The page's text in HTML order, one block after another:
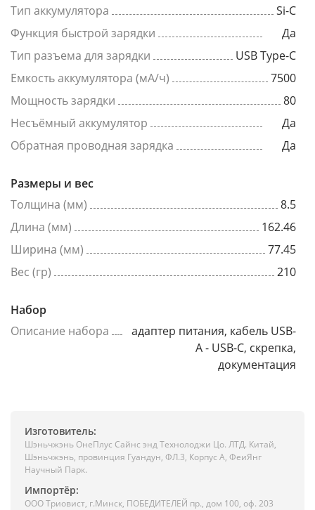
Тип аккумулятора
Si-C
Функция быстрой зарядки
Да
Тип разъема для зарядки
USB Type-C
Емкость аккумулятора (мА/ч)
7500
Мощность зарядки
80
Несъёмный аккумулятор
Да
Обратная проводная зарядка
Да
Размеры и вес
Толщина (мм)
8.5
Длина (мм)
162.46
Ширина (мм)
77.45
Вес (гр)
210
Набор
Описание набора
адаптер питания, кабель USB-
A - USB-C, скрепка,
документация
Изготовитель:
Шэньчжэнь ОнеПлус Сайнс энд Технолоджи Цо. ЛТД. Китай,
Шэньчжэнь, провинция Гуандун, ФЛ.3, Корпус А, ФеиЯнг
Научный Парк.
Импортёр:
ООО Триовист, г.Минск, ПОБЕДИТЕЛЕЙ пр., дом 100, оф. 203